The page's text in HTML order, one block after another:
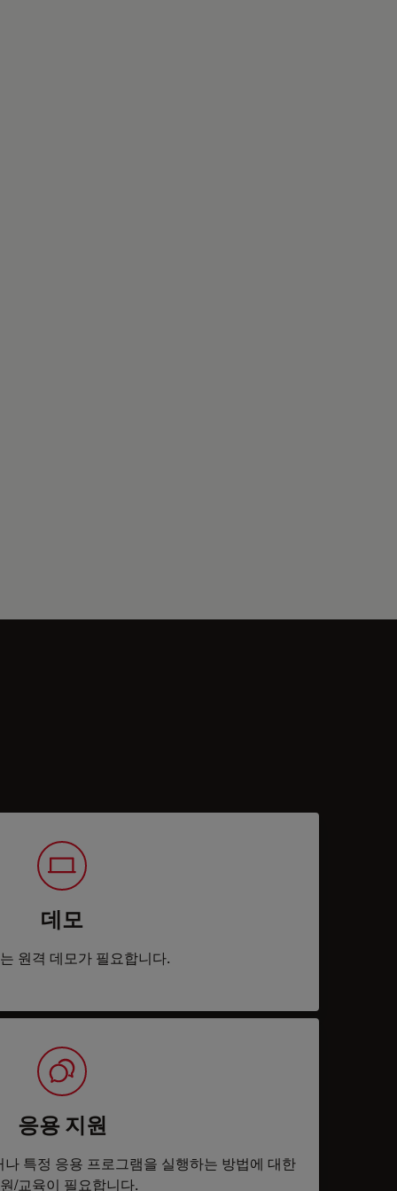
Microscopy
데모
원격 데모가 필요합니다.
응용 지원
특정 응용 프로그램을 실행하는 방법에 대한
/교육이 필요합니다.